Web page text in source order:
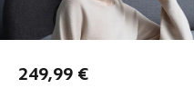
249,99 €